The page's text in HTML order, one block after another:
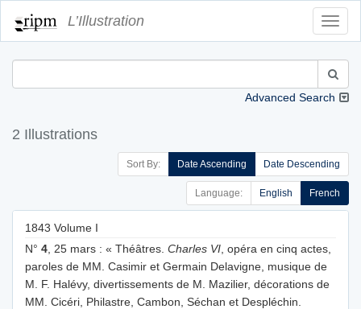
L’Illustration
Advanced Search
2 Illustrations
Sort By: Date Ascending Date Descending
Language: English French
1843 Volume I
N° 4 , 25 mars : « Théâtres. Charles VI , opéra en cinq actes,
paroles de MM. Casimir et Germain Delavigne, musique de
M. F. Halévy, divertissements de M. Mazilier, décorations de
MM. Cicéri, Philastre, Cambon, Séchan et Despléchin.